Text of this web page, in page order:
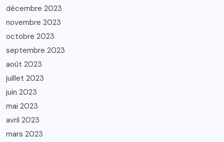
décembre 2023
novembre 2023
octobre 2023
septembre 2023
août 2023
juillet 2023
juin 2023
mai 2023
avril 2023
mars 2023